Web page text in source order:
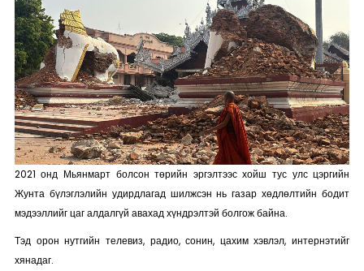
2021 онд Мьянмарт болсон төрийн эргэлтээс хойш тус улс цэргийн
Жунта бүлэглэлийн удирдлагад шилжсэн нь газар хөдлөлтийн бодит
мэдээллийг цаг алдалгүй авахад хүндрэлтэй болгож байна.
Тэд орон нутгийн телевиз, радио, сонин, цахим хэвлэл, интернэтийг
хянадаг.